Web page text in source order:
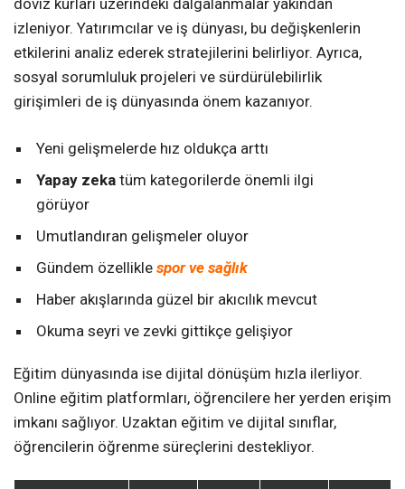
döviz kurları üzerindeki dalgalanmalar yakından
izleniyor. Yatırımcılar ve iş dünyası, bu değişkenlerin
etkilerini analiz ederek stratejilerini belirliyor. Ayrıca,
sosyal sorumluluk projeleri ve sürdürülebilirlik
girişimleri de iş dünyasında önem kazanıyor.
Yeni gelişmelerde hız oldukça arttı
Yapay zeka tüm kategorilerde önemli ilgi
görüyor
Umutlandıran gelişmeler oluyor
Gündem özellikle spor ve sağlık
Haber akışlarında güzel bir akıcılık mevcut
Okuma seyri ve zevki gittikçe gelişiyor
Eğitim dünyasında ise dijital dönüşüm hızla ilerliyor.
Online eğitim platformları, öğrencilere her yerden erişim
imkanı sağlıyor. Uzaktan eğitim ve dijital sınıflar,
öğrencilerin öğrenme süreçlerini destekliyor.